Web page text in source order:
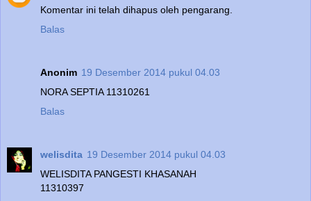
Komentar ini telah dihapus oleh pengarang.
Balas
Anonim 19 Desember 2014 pukul 04.03
NORA SEPTIA 11310261
Balas
welisdita 19 Desember 2014 pukul 04.03
WELISDITA PANGESTI KHASANAH
11310397